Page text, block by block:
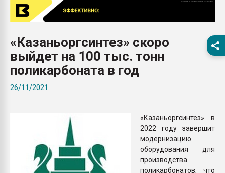
первый план в
28.07.2026
ситуацией на
«Казаньоргсинтез» скоро
выйдет на 100 тыс. тонн
поликарбоната в год
26/11/2021
«Казаньоргсинтез» в
2022 году завершит
модернизацию
оборудования для
производства
поликарбонатов, что